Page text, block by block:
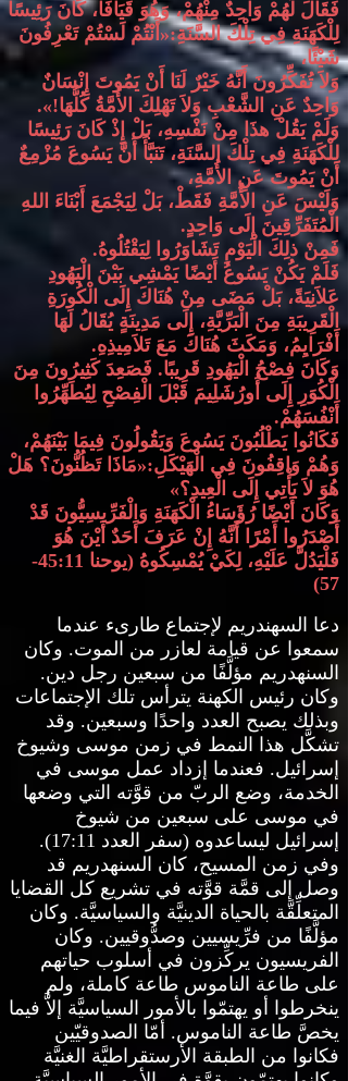
فَقَالَ لَهُمْ وَاحِدٌ مِنْهُمْ، وَهُوَ قَيَافَا، كَانَ رَئِيسًا
لِلْكَهَنَةِ فِي تِلْكَ السَّنَةِ:« أَنْتُمْ لَسْتُمْ تَعْرِفُونَ
شَيْئًا،
وَلاَ تُفَكِّرُونَ أَنَّهُ خَيْرٌ لَنَا أَنْ يَمُوتَ إِنْسَانٌ
وَاحِدٌ عَنِ الشَّعْبِ وَلاَ تَهْلِكَ الأُمَّةُ كُلُّهَا!».
وَلَمْ يَقُلْ هذَا مِنْ نَفْسِهِ، بَلْ إِذْ كَانَ رَئِيسًا
لِلْكَهَنَةِ فِي تِلْكَ السَّنَةِ، تَنَبَّأَ أَنَّ يَسُوعَ مُزْمِعٌ
أَنْ يَمُوتَ عَنِ الأُمَّةِ،
وَلَيْسَ عَنِ الأُمَّةِ فَقَطْ، بَلْ لِيَجْمَعَ أَبْنَاءَ اللهِ
الْمُتَفَرِّقِينَ إِلَى وَاحِدٍ.
فَمِنْ ذلِكَ الْيَوْمِ تَشَاوَرُوا لِيَقْتُلُوهُ.
فَلَمْ يَكُنْ يَسُوعُ أَيْضًا يَمْشِي بَيْنَ الْيَهُودِ
عَلاَنِيَةً، بَلْ مَضَى مِنْ هُنَاكَ إِلَى الْكُورَةِ
الْقَرِيبَةِ مِنَ الْبَرِّيَّةِ، إِلَى مَدِينَةٍ يُقَالُ لَهَا
أَفْرَايِمُ، وَمَكَثَ هُنَاكَ مَعَ تَلاَمِيذِهِ.
وَكَانَ فِصْحُ الْيَهُودِ قَرِيبًا. فَصَعِدَ كَثِيرُونَ مِنَ
الْكُوَرِ إِلَى أُورُشَلِيمَ قَبْلَ الْفِصْحِ لِيُطَهِّرُوا
أَنْفُسَهُمْ.
فَكَانُوا يَطْلُبُونَ يَسُوعَ وَيَقُولُونَ فِيمَا بَيْنَهُمْ،
وَهُمْ وَاقِفُونَ فِي الْهَيْكَلِ:«مَاذَا تَظُنُّونَ؟ هَلْ
هُوَ لاَ يَأْتِي إِلَى الْعِيدِ؟»
وَكَانَ أَيْضًا رُؤَسَاءُ الْكَهَنَةِ وَالْفَرِّيسِيُّونَ قَدْ
أَصْدَرُوا أَمْرًا أَنَّهُ إِنْ عَرَفَ أَحَدٌ أَيْنَ هُوَ
فَلْيَدُلَّ عَلَيْهِ، لِكَيْ يُمْسِكُوهُ (يوحنا
45:11-
57)
دعا السهندريم لإجتماع طارىء عندما
سمعوا عن قيامة لعازر من الموت. وكان
السنهدريم مؤلَّفًا من سبعين رجل دين.
وكان رئيس الكهنة يترأس تلك الإجتماعات
وبذلك يصبح العدد واحدًا وسبعين. وقد
تشكَّل هذا النمط في زمن موسى وشيوخ
إسرائيل. فعندما إزداد عمل موسى في
الخدمة، وضع الربّ من قوَّته التي وضعها
في موسى على سبعين من شيوخ
إسرائيل ليساعدوه (سفر العدد 17:11).
وفي زمن المسيح، كان السنهدريم قد
وصل إلى قمَّة قوَّته في تشريع كل القضايا
المتعلِّقَّة بالحياة الدينيَّة والسياسيَّة. وكان
مؤلَّفًا من فرِّيسيين وصدُّوقيين. وكان
الفريسيون يركِّزون في أسلوب حياتهم
على طاعة الناموس طاعة كاملة، ولم
ينخرطوا أو يهتمّوا بالأمور السياسيَّة إلاَّ فيما
يخصَّ طاعة الناموس. أمّا الصدوقيّين
فكانوا من الطبقة الأرستقراطيَّة الغنيَّة